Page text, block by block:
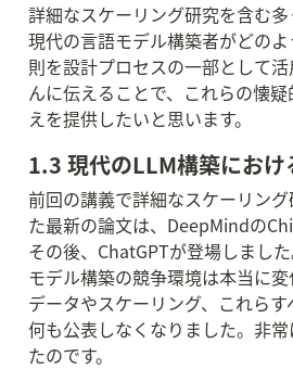
詳細なスケーリング研究を含む多
現代の言語モデル構築者がどの
則を設計プロセスの一部として
んに伝えることで、これらの懐
えを提供したいと思います。
1.3 現代のLLM構築におけ
前回の講義で詳細なスケーリン
た最新の論文は、DeepMindの
その後、ChatGPTが登場しまし
モデル構築の競争環境は本当に
データやスケーリング、これら
何も公表しなくなりました。非
たのです。